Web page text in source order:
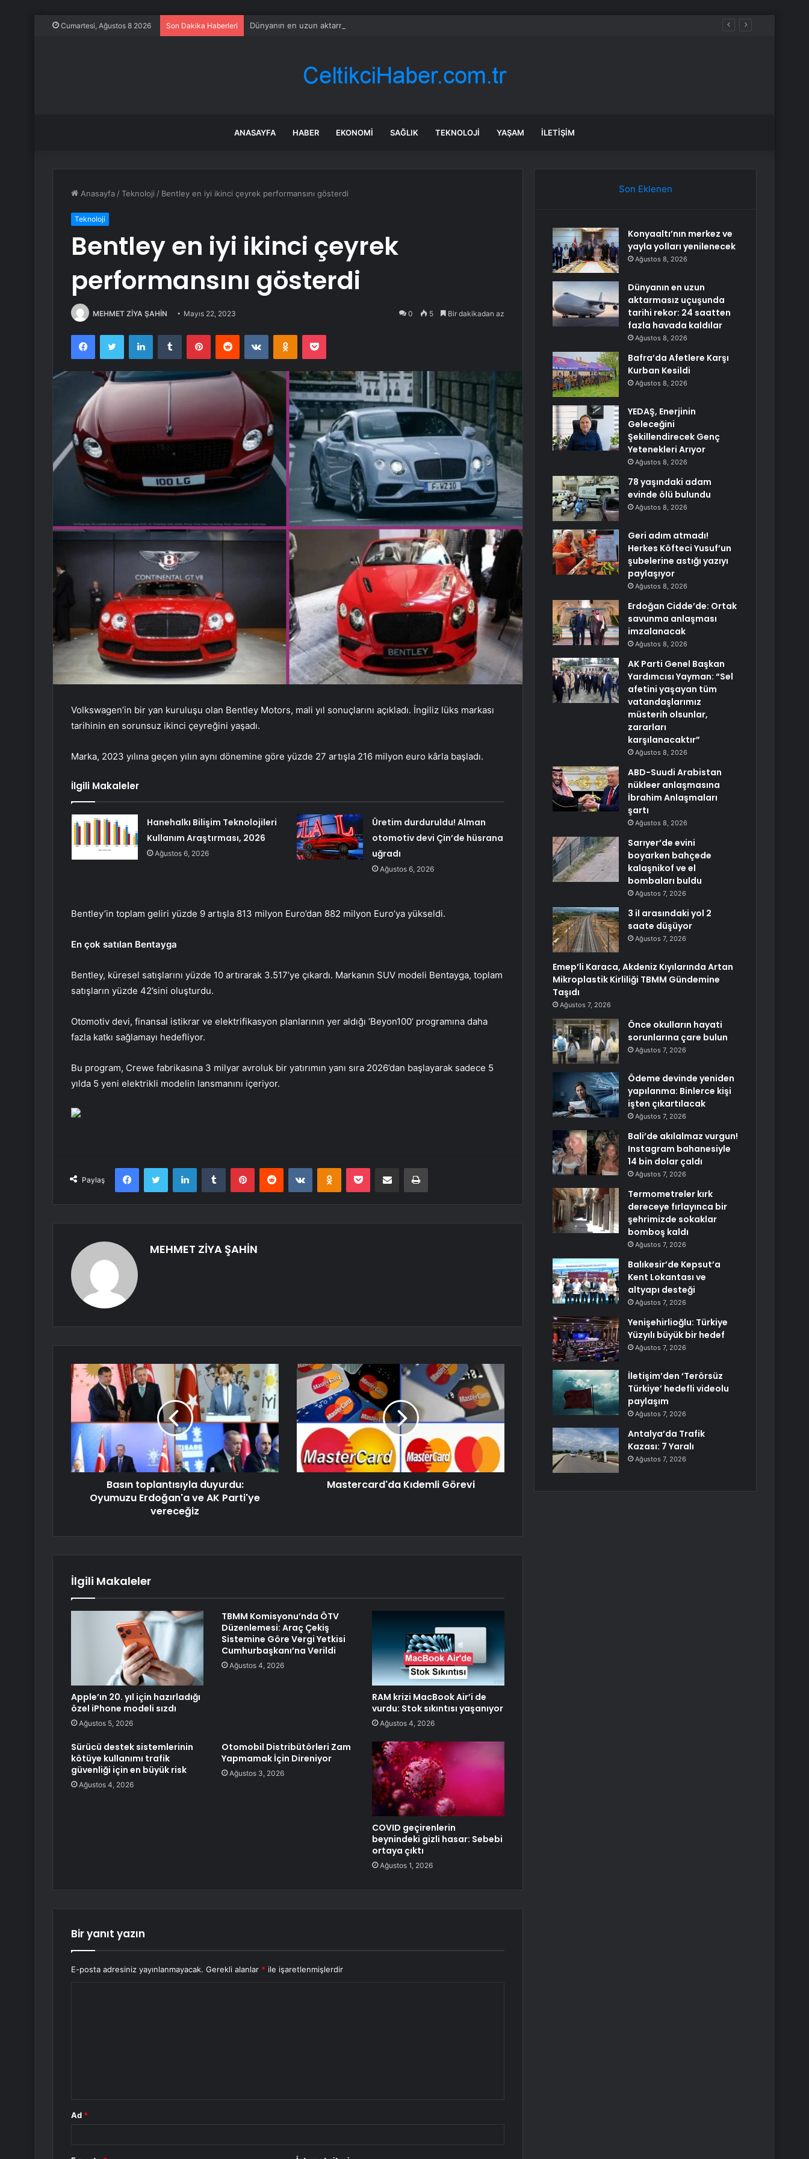
Cumartesi, Ağustos 8 2026 Son Dakika Haberleri Dünyanın en uzun aktarmasız uçuşunda tarihi rekor: 24 saatten fazla havada kaldılar
ANASAYFA HABER EKONOMI SAĞLIK TEKNOLOJI YAŞAM İLETIŞIM
Anasayfa /Teknoloji / Bentley en iyi ikinci çeyrek performansını gösterdi
Teknoloji
Bentley en iyi ikinci çeyrek
performansını gösterdi
MEHMET ZİYA ŞAHİN Mayıs 22, 2023 0 5 Bir dakikadan az
FacebookTwitter LinkedInTumblr PinterestReddit VKontakteOdnoklassniki
Pocket
Volkswagen’in bir yan kuruluşu olan Bentley Motors, mali yıl sonuçlarını açıkladı. İngiliz lüks markası
tarihinin en sorunsuz ikinci çeyreğini yaşadı.
Marka, 2023 yılına geçen yılın aynı dönemine göre yüzde 27 artışla 216 milyon euro kârla başladı.
İlgili Makaleler
Hanehalkı Bilişim Teknolojileri
Kullanım Araştırması, 2026
Ağustos 6, 2026
Üretim durduruldu! Alman
otomotiv devi Çin’de hüsrana
uğradı
Ağustos 6, 2026
Bentley’in toplam geliri yüzde 9 artışla 813 milyon Euro’dan 882 milyon Euro’ya yükseldi.
En çok satılan Bentayga
Bentley, küresel satışlarını yüzde 10 artırarak 3.517’ye çıkardı. Markanın SUV modeli Bentayga, toplam
satışların yüzde 42’sini oluşturdu.
Otomotiv devi, finansal istikrar ve elektrifikasyon planlarının yer aldığı ‘Beyon100’ programına daha
fazla katkı sağlamayı hedefliyor.
Bu program, Crewe fabrikasına 3 milyar avroluk bir yatırımın yanı sıra 2026’dan başlayarak sadece 5
yılda 5 yeni elektrikli modelin lansmanını içeriyor.
Paylaş
FacebookTwitter LinkedInTumblr PinterestReddit VKontakteOdnoklassniki
Pocket E-Posta ile paylaş Yazdır
MEHMET ZİYA ŞAHİN
Basın toplantısıyla duyurdu:
Oyumuzu Erdoğan'a ve AK Parti'ye
vereceğiz
Mastercard'da Kıdemli Görevi
İlgili Makaleler
Apple’ın 20. yıl için hazırladığı
özel iPhone modeli sızdı
Ağustos 5, 2026
TBMM Komisyonu’nda ÖTV
Düzenlemesi: Araç Çekiş
Sistemine Göre Vergi Yetkisi
Cumhurbaşkanı’na Verildi
Ağustos 4, 2026
RAM krizi MacBook Air’i de
vurdu: Stok sıkıntısı yaşanıyor
Ağustos 4, 2026
Sürücü destek sistemlerinin
kötüye kullanımı trafik
güvenliği için en büyük risk
Ağustos 4, 2026
Otomobil Distribütörleri Zam
Yapmamak İçin Direniyor
Ağustos 3, 2026
COVID geçirenlerin
beynindeki gizli hasar: Sebebi
ortaya çıktı
Ağustos 1, 2026
Bir yanıt yazın
E-posta adresiniz yayınlanmayacak. Gerekli alanlar * ile işaretlenmişlerdir
Ad *
Son Eklenen
Konyaaltı’nın merkez ve
yayla yolları yenilenecek
Ağustos 8, 2026
Dünyanın en uzun
aktarmasız uçuşunda
tarihi rekor: 24 saatten
fazla havada kaldılar
Ağustos 8, 2026
Bafra’da Afetlere Karşı
Kurban Kesildi
Ağustos 8, 2026
YEDAŞ, Enerjinin
Geleceğini
Şekillendirecek Genç
Yetenekleri Arıyor
Ağustos 8, 2026
78 yaşındaki adam
evinde ölü bulundu
Ağustos 8, 2026
Geri adım atmadı!
Herkes Köfteci Yusuf’un
şubelerine astığı yazıyı
paylaşıyor
Ağustos 8, 2026
Erdoğan Cidde’de: Ortak
savunma anlaşması
imzalanacak
Ağustos 8, 2026
AK Parti Genel Başkan
Yardımcısı Yayman: “Sel
afetini yaşayan tüm
vatandaşlarımız
müsterih olsunlar,
zararları
karşılanacaktır”
Ağustos 8, 2026
ABD-Suudi Arabistan
nükleer anlaşmasına
İbrahim Anlaşmaları
şartı
Ağustos 8, 2026
Sarıyer’de evini
boyarken bahçede
kalaşnikof ve el
bombaları buldu
Ağustos 7, 2026
3 il arasındaki yol 2
saate düşüyor
Ağustos 7, 2026
Emep’li Karaca, Akdeniz Kıyılarında Artan
Mikroplastik Kirliliği TBMM Gündemine
Taşıdı
Ağustos 7, 2026
Önce okulların hayati
sorunlarına çare bulun
Ağustos 7, 2026
Ödeme devinde yeniden
yapılanma: Binlerce kişi
işten çıkartılacak
Ağustos 7, 2026
Bali’de akılalmaz vurgun!
Instagram bahanesiyle
14 bin dolar çaldı
Ağustos 7, 2026
Termometreler kırk
dereceye fırlayınca bir
şehrimizde sokaklar
bomboş kaldı
Ağustos 7, 2026
Balıkesir’de Kepsut’a
Kent Lokantası ve
altyapı desteği
Ağustos 7, 2026
Yenişehirlioğlu: Türkiye
Yüzyılı büyük bir hedef
Ağustos 7, 2026
İletişim’den ‘Terörsüz
Türkiye’ hedefli videolu
paylaşım
Ağustos 7, 2026
Antalya’da Trafik
Kazası: 7 Yaralı
Ağustos 7, 2026